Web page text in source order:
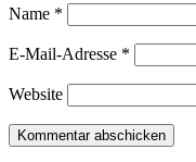
Name *
E-Mail-Adresse *
Website